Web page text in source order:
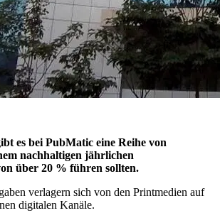
es bei PubMatic eine Reihe von
nachhaltigen jährlichen
über 20 % führen sollten.
verlagern sich von den Printmedien auf
digitalen Kanäle.